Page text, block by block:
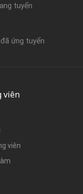
tuyển
ứng tuyển
viên
viên